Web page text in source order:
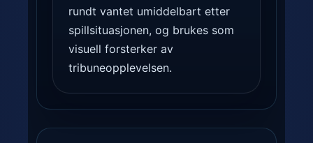
rundt vantet umiddelbart etter
spillsituasjonen, og brukes som
visuell forsterker av
tribuneopplevelsen.